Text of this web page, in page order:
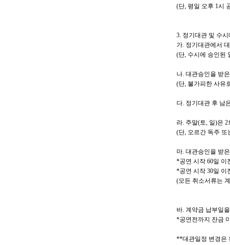
(단, 평일 오후 1시
3. 정기대관 및 수시
가. 정기대관에서
(단, 수시에 승인된
나. 대관승인을 받
(단, 불가피한 사유
다. 정기대관 후 남
라. 주말(토, 일)은 2
(단, 오르간 독주 또
마. 대관승인을 받
*공연 시작 60일 이
*공연 시작 30일 이
(모든 취소서류는
바. 계약금 납부일
*공연전까지 잔금
**대관일정 변경은